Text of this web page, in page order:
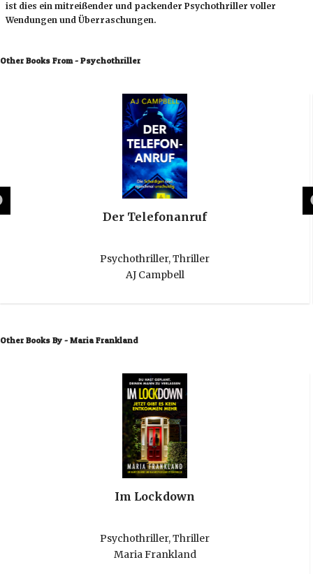
ist dies ein mitreißender und packender Psychothriller voller
Wendungen und Überraschungen.
Other Books From - Psychothriller
Der Telefonanruf
Psychothriller,Thriller
AJ Campbell
Other Books By - Maria Frankland
Im Lockdown
Psychothriller,Thriller
Maria Frankland